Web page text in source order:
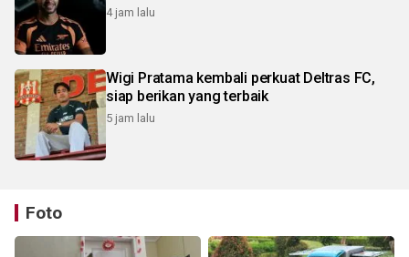
4 jam lalu
Wigi Pratama kembali perkuat Deltras FC,
siap berikan yang terbaik
5 jam lalu
Foto